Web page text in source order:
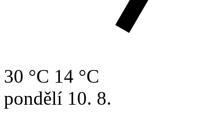
30 °C 14 °C
pondělí 10. 8.